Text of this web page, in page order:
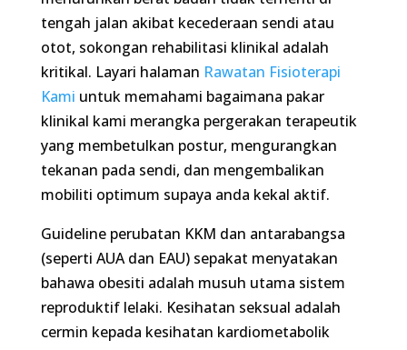
mengembalikan mobiliti optimum supaya anda
kekal aktif.
Guideline perubatan KKM dan antarabangsa
(seperti AUA dan EAU) sepakat menyatakan
bahawa obesiti adalah musuh utama sistem
reproduktif lelaki. Kesihatan seksual adalah cermin
kepada kesihatan kardiometabolik secara
keseluruhan. Sebagai doktor yang merawat
pesakit setiap hari, saya melihat sendiri
bagaimana masalah fizikal ini dengan pantas
berubah menjadi tekanan psikologi yang
meretakkan keharmonian institusi perkahwinan.
"Laki kalau gemuk maksudnya dia sedang tak ok